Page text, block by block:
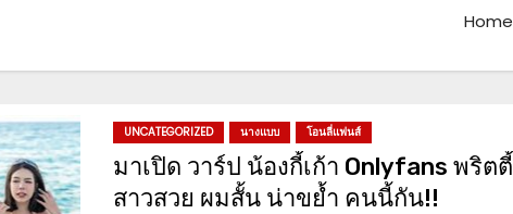
Home
UNCATEGORIZED นางแบบ โอนลี่แฟนส์
มาเปิด วาร์ป น้องกี้เก้า Onlyfans พริตตี้
สาวสวย ผมสั้น น่าขย้ำ คนนี้กัน!!